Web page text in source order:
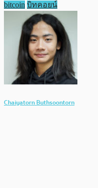
bitcoin บิทคอยน์
Chaiyatorn Buthsoontorn